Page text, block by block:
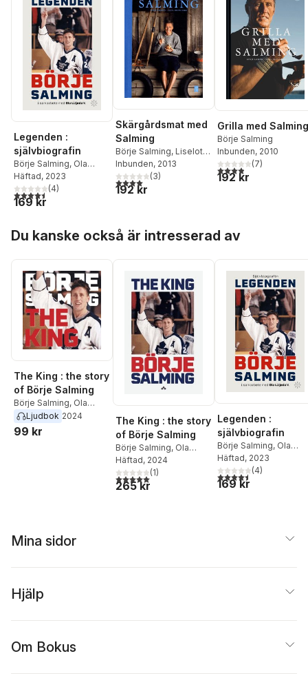
Legenden :
självbiografin
Börje Salming, Ola
Liljedahl
Häftad, 2023
4,5utav 5 stjärnor. Totalt antal röster:
(4)
169 kr
Skärgårdsmat med
Salming
Börje Salming, Liselotte
Forslin,Mia Gahne
Inbunden, 2013
4,0utav 5 stjärnor. Totalt antal röster:
(3)
192 kr
Grilla med Salming
Börje Salming
Inbunden, 2010
3,9utav 5 stjärnor.
(7)
192 kr
Du kanske också är intresserad av
The King : the story
of Börje Salming
Börje Salming, Ola
Liljedahl
Ljudbok 2024
99 kr
The King : the story
of Börje Salming
Börje Salming, Ola
Liljedahl
Häftad, 2024
5,0utav 5 stjärnor. Totalt antal röster:
(1)
265 kr
Legenden :
självbiografin
Börje Salming, Ola
Liljedahl
Häftad, 2023
4,5utav 5 stjärnor.
(4)
169 kr
Mina sidor
Hjälp
Om Bokus